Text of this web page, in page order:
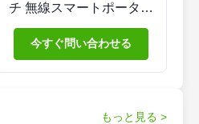
チ 無線スマートポータブ
バッテリー アンドロイド
今すぐ問い合わせる
もっと見る >